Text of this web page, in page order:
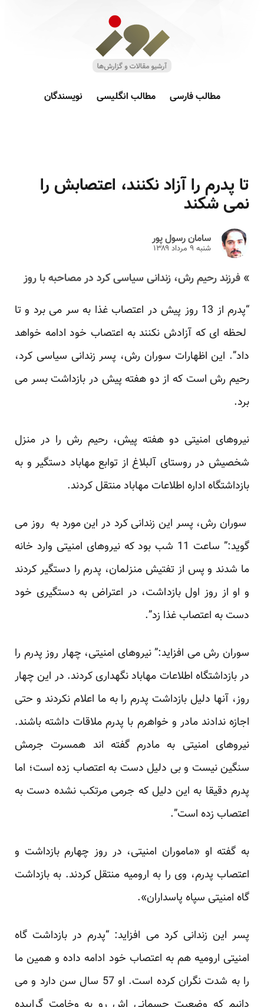
مطالب فارسی مطالب انگلیسی نویسندگان
تا پدرم را آزاد نکنند، اعتصابش را
نمی شکند
سامان رسول پور
شنبه ۹ مرداد ۱۳۸۹
» فرزند رحیم رش، زندانی سیاسی کرد در مصاحبه با روز
“پدرم از 13 روز پیش در اعتصاب غذا به سر می برد و تا
لحظه ای که آزادش نکنند به اعتصاب خود ادامه خواهد
داد”. این اظهارات سوران رش، پسر زندانی سیاسی کرد،
رحیم رش است که از دو هفته پیش در بازداشت بسر می
برد.
نیروهای امنیتی دو هفته پیش، رحیم رش را در منزل
شخصیش در روستای آلبلاغ از توابع مهاباد دستگیر و به
بازداشتگاه اداره اطلاعات مهاباد منتقل کردند.
سوران رش، پسر این زندانی کرد در این مورد به روز می
گوید:” ساعت 11 شب بود که نیروهای امنیتی وارد خانه
ما شدند و پس از تفتیش منزلمان، پدرم را دستگیر کردند
و او از روز اول بازداشت، در اعتراض به دستگیری خود
دست به اعتصاب غذا زد”.
سوران رش می افزاید:” نیروهای امنیتی، چهار روز پدرم را
در بازداشتگاه اطلاعات مهاباد نگهداری کردند. در این چهار
روز، آنها دلیل بازداشت پدرم را به ما اعلام نکردند و حتی
اجازه ندادند مادر و خواهرم با پدرم ملاقات داشته باشند.
نیروهای امنیتی به مادرم گفته اند همسرت جرمش
سنگین نیست و بی دلیل دست به اعتصاب زده است؛ اما
پدرم دقیقا به این دلیل که جرمی مرتکب نشده دست به
اعتصاب زده است”.
به گفته او «ماموران امنیتی، در روز چهارم بازداشت و
اعتصاب پدرم، وی را به ارومیه منتقل کردند. به بازداشت
گاه امنیتی سپاه پاسداران».
پسر این زندانی کرد می افزاید: “پدرم در بازداشت گاه
امنیتی ارومیه هم به اعتصاب خود ادامه داده و همین ما
را به شدت نگران کرده است. او 57 سال سن دارد و می